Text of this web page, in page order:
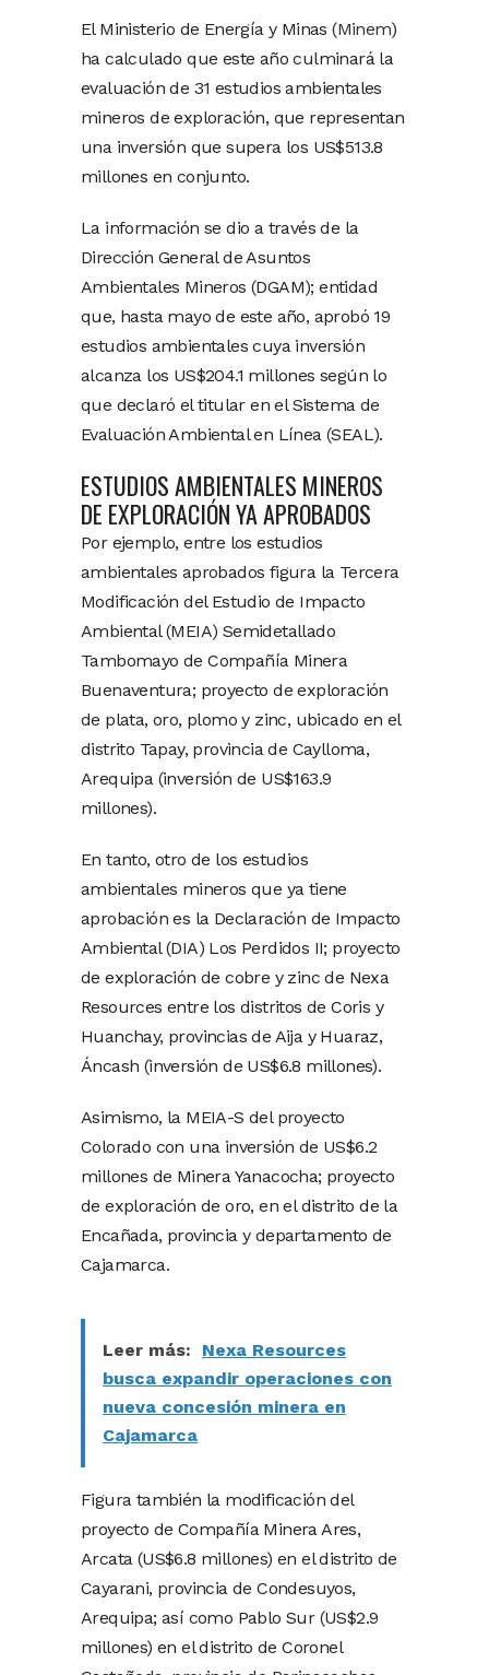
El Ministerio de Energía y Minas (Minem)
ha calculado que este año culminará la
evaluación de 31 estudios ambientales
mineros de exploración, que representan
una inversión que supera los US$513.8
millones en conjunto.
La información se dio a través de la
Dirección General de Asuntos
Ambientales Mineros (DGAM); entidad
que, hasta mayo de este año, aprobó 19
estudios ambientales cuya inversión
alcanza los US$204.1 millones según lo
que declaró el titular en el Sistema de
Evaluación Ambiental en Línea (SEAL).
ESTUDIOS AMBIENTALES MINEROS
DE EXPLORACIÓN YA APROBADOS
Por ejemplo, entre los estudios
ambientales aprobados figura la Tercera
Modificación del Estudio de Impacto
Ambiental (MEIA) Semidetallado
Tambomayo de Compañía Minera
Buenaventura; proyecto de exploración
de plata, oro, plomo y zinc, ubicado en el
distrito Tapay, provincia de Caylloma,
Arequipa (inversión de US$163.9
millones).
En tanto, otro de los estudios
ambientales mineros que ya tiene
aprobación es la Declaración de Impacto
Ambiental (DIA) Los Perdidos II; proyecto
de exploración de cobre y zinc de Nexa
Resources entre los distritos de Coris y
Huanchay, provincias de Aija y Huaraz,
Áncash (inversión de US$6.8 millones).
Asimismo, la MEIA-S del proyecto
Colorado con una inversión de US$6.2
millones de Minera Yanacocha; proyecto
de exploración de oro, en el distrito de la
Encañada, provincia y departamento de
Cajamarca.
Leer más:
Nexa Resources
busca expandir operaciones con
nueva concesión minera en
Cajamarca
Figura también la modificación del
proyecto de Compañía Minera Ares,
Arcata (US$6.8 millones) en el distrito de
Cayarani, provincia de Condesuyos,
Arequipa; así como Pablo Sur (US$2.9
millones) en el distrito de Coronel